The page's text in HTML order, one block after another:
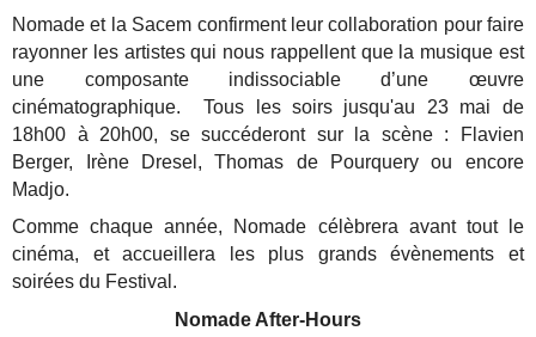
Nomade et la Sacem confirment leur collaboration pour faire
rayonner les artistes qui nous rappellent que la musique est
une composante indissociable d’une œuvre
cinématographique. Tous les soirs jusqu'au 23 mai de
18h00 à 20h00, se succéderont sur la scène : Flavien
Berger, Irène Dresel, Thomas de Pourquery ou encore
Madjo.
Comme chaque année, Nomade célèbrera avant tout le
cinéma, et accueillera les plus grands évènements et
soirées du Festival.
Nomade After-Hours